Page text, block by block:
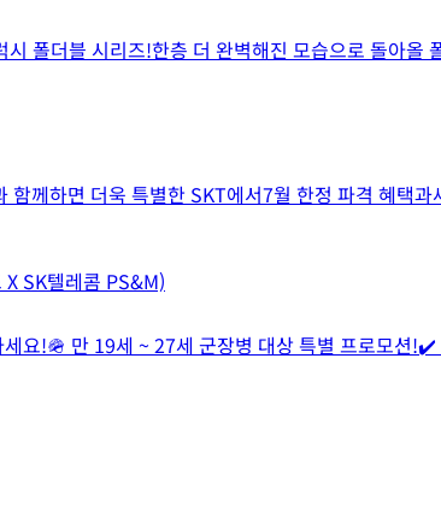
폴더블 시리즈!한층 더 완벽해진 모습으로 돌아올
께하면 더욱 특별한 SKT에서7월 한정 파격 혜택
SK텔레콤 PS&M)
요!🪖 만 19세 ~ 27세 군장병 대상 특별 프로모션